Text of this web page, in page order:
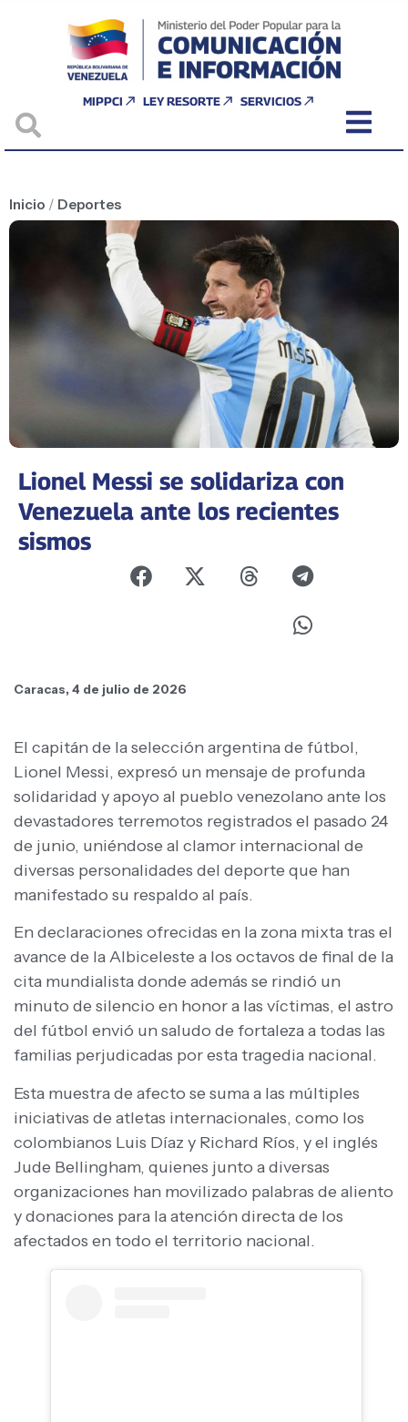
MIPPCI LEY RESORTE SERVICIOS
Inicio / Deportes
Lionel Messi se solidariza con
Venezuela ante los recientes
sismos ​
Caracas, 4 de julio de 2026
El capitán de la selección argentina de fútbol,
Lionel Messi, expresó un mensaje de profunda
solidaridad y apoyo al pueblo venezolano ante los
devastadores terremotos registrados el pasado 24
de junio, uniéndose al clamor internacional de
diversas personalidades del deporte que han
manifestado su respaldo al país.
En declaraciones ofrecidas en la zona mixta tras el
avance de la Albiceleste a los octavos de final de la
cita mundialista donde además se rindió un
minuto de silencio en honor a las víctimas, el astro
del fútbol envió un saludo de fortaleza a todas las
familias perjudicadas por esta tragedia nacional.
Esta muestra de afecto se suma a las múltiples
iniciativas de atletas internacionales, como los
colombianos Luis Díaz y Richard Ríos, y el inglés
Jude Bellingham, quienes junto a diversas
organizaciones han movilizado palabras de aliento
y donaciones para la atención directa de los
afectados en todo el territorio nacional.